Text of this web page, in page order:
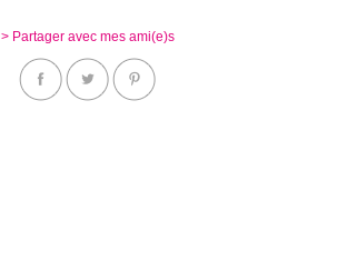
> Partager avec mes ami(e)s